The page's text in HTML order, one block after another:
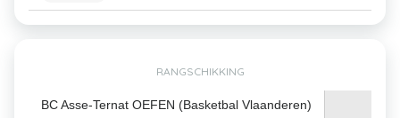
RANGSCHIKKING
BC Asse-Ternat OEFEN (Basketbal Vlaanderen)